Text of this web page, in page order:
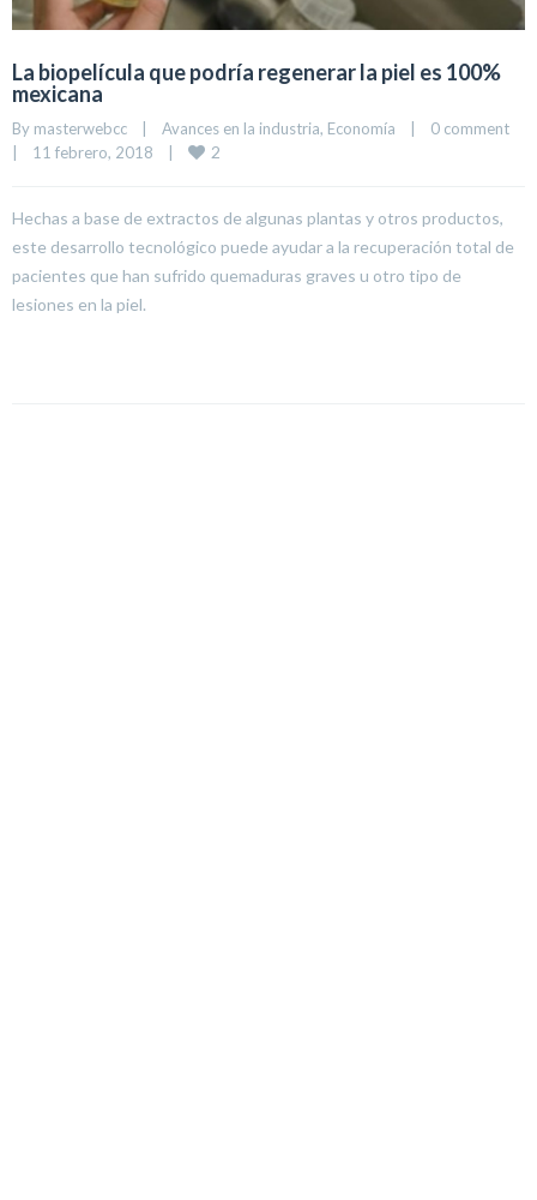
La biopelícula que podría regenerar la piel es 100%
mexicana
By masterwebcc | Avances en la industria, Economía |
0 comment
|
11 febrero, 2018 | 2
Hechas a base de extractos de algunas plantas y otros productos,
este desarrollo tecnológico puede ayudar a la recuperación total de
pacientes que han sufrido quemaduras graves u otro tipo de
lesiones en la piel.